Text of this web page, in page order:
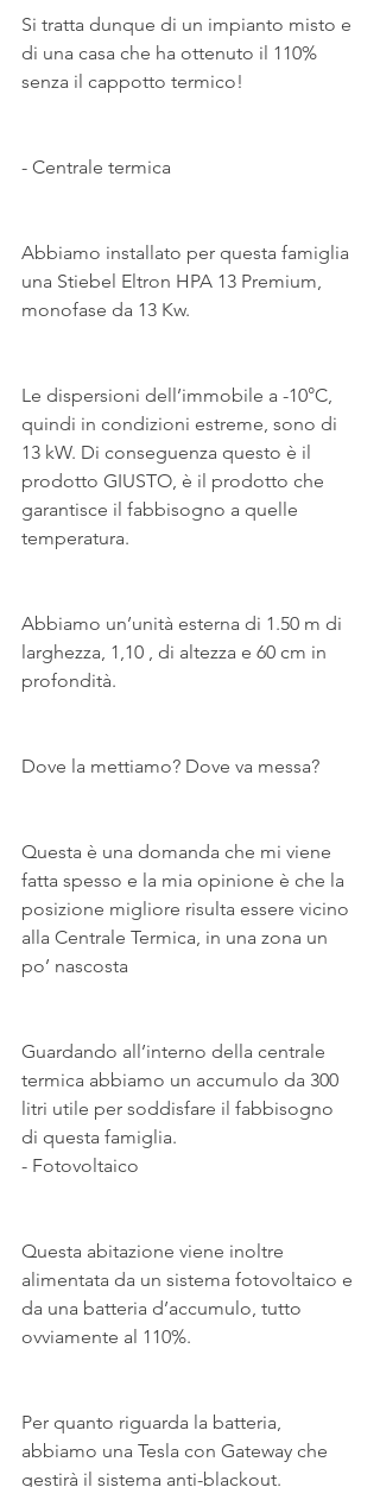
Si tratta dunque di un impianto misto e
di una casa che ha ottenuto il 110%
senza il cappotto termico!
- Centrale termica
Abbiamo installato per questa famiglia
una Stiebel Eltron HPA 13 Premium,
monofase da 13 Kw.
Le dispersioni dell’immobile a -10°C,
quindi in condizioni estreme, sono di
13 kW. Di conseguenza questo è il
prodotto GIUSTO, è il prodotto che
garantisce il fabbisogno a quelle
temperatura.
Abbiamo un’unità esterna di 1.50 m di
larghezza, 1,10 , di altezza e 60 cm in
profondità.
Dove la mettiamo? Dove va messa?
Questa è una domanda che mi viene
fatta spesso e la mia opinione è che la
posizione migliore risulta essere vicino
alla Centrale Termica, in una zona un
po’ nascosta
Guardando all’interno della centrale
termica abbiamo un accumulo da 300
litri utile per soddisfare il fabbisogno
di questa famiglia.
- Fotovoltaico
Questa abitazione viene inoltre
alimentata da un sistema fotovoltaico e
da una batteria d’accumulo, tutto
ovviamente al 110%.
Per quanto riguarda la batteria,
abbiamo una Tesla con Gateway che
gestirà il sistema anti-blackout.